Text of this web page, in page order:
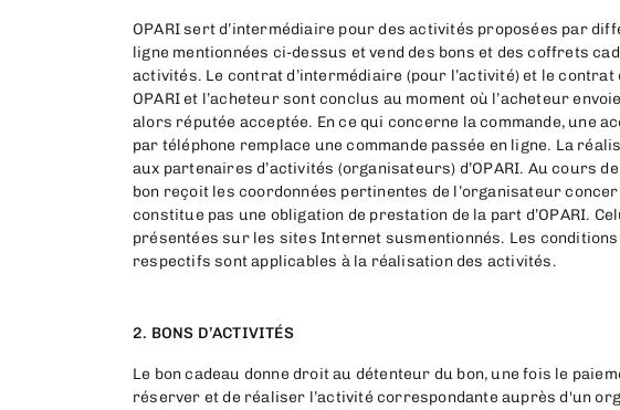
OPARI sert d’intermédiaire pour des activités proposées par
ligne mentionnées ci-dessus et vend des bons et des coffrets
activités. Le contrat d’intermédiaire (pour l’activité) et le
OPARI et l’acheteur sont conclus au moment où l’acheteur
alors réputée acceptée. En ce qui concerne la commande, une
par téléphone remplace une commande passée en ligne. La
aux partenaires d’activités (organisateurs) d’OPARI. Au cours
bon reçoit les coordonnées pertinentes de l’organisateur
constitue pas une obligation de prestation de la part d’OPARI.
présentées sur les sites Internet susmentionnés. Les
respectifs sont applicables à la réalisation des activités.
2. BONS D’ACTIVITÉS
Le bon cadeau donne droit au détenteur du bon, une fois le
réserver et de réaliser l’activité correspondante auprès d'un